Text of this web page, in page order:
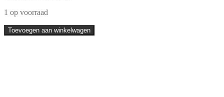
1 op voorraad
Helimix
2.0
Toevoegen aan winkelwagen